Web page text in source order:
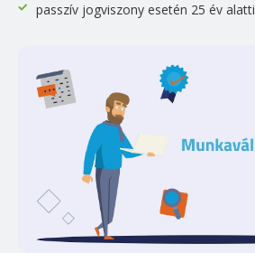
passzív jogviszony esetén 25 év